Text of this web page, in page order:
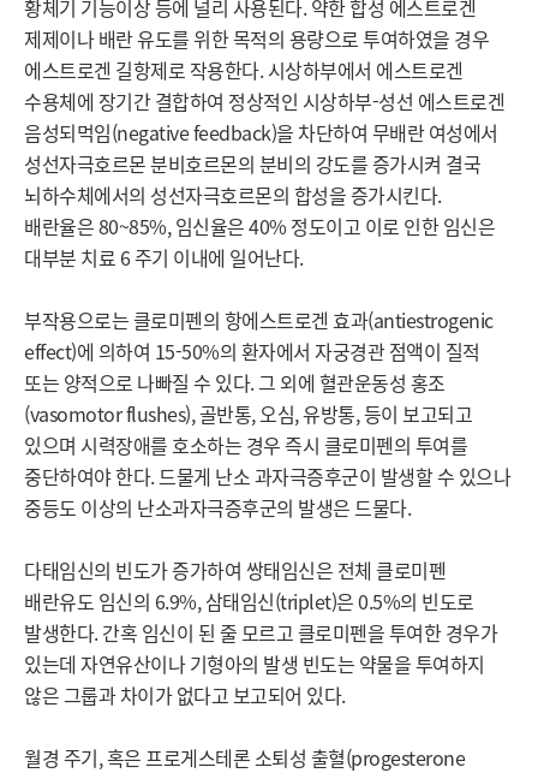
황체기 기능이상 등에 널리 사용된다. 약한 합성 에스트로겐
제제이나 배란 유도를 위한 목적의 용량으로 투여하였을 경우
에스트로겐 길항제로 작용한다. 시상하부에서 에스트로겐
수용체에 장기간 결합하여 정상적인 시상하부-성선 에스트로겐
음성되먹임(negative feedback)을 차단하여 무배란 여성에서
성선자극호르몬 분비호르몬의 분비의 강도를 증가시켜 결국
뇌하수체에서의 성선자극호르몬의 합성을 증가시킨다.
배란율은 80~85%, 임신율은 40% 정도이고 이로 인한 임신은
대부분 치료 6 주기 이내에 일어난다.
부작용으로는 클로미펜의 항에스트로겐 효과(antiestrogenic
effect)에 의하여 15-50%의 환자에서 자궁경관 점액이 질적
또는 양적으로 나빠질 수 있다. 그 외에 혈관운동성 홍조
(vasomotor flushes), 골반통, 오심, 유방통, 등이 보고되고
있으며 시력장애를 호소하는 경우 즉시 클로미펜의 투여를
중단하여야 한다. 드물게 난소 과자극증후군이 발생할 수 있으나
중등도 이상의 난소과자극증후군의 발생은 드물다.
다태임신의 빈도가 증가하여 쌍태임신은 전체 클로미펜
배란유도 임신의 6.9%, 삼태임신(triplet)은 0.5%의 빈도로
발생한다. 간혹 임신이 된 줄 모르고 클로미펜을 투여한 경우가
있는데 자연유산이나 기형아의 발생 빈도는 약물을 투여하지
않은 그룹과 차이가 없다고 보고되어 있다.
월경 주기, 혹은 프로게스테론 소퇴성 출혈(progesterone